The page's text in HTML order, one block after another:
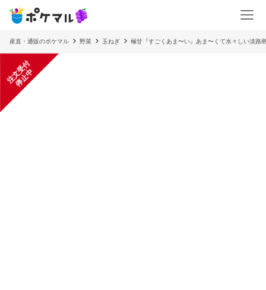
産直・通販のポケマル 野菜 玉ねぎ 極甘『すごくあま〜い』あま〜くて水々しい淡
注
文
受
付
停
止
中